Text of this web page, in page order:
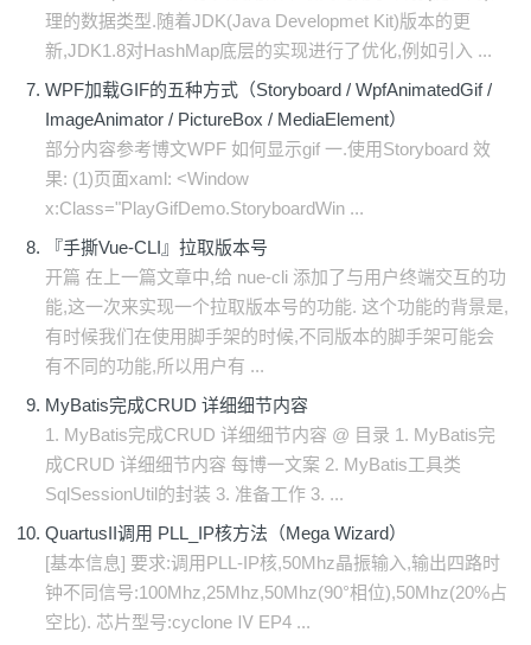
理的数据类型.随着JDK(Java Developmet Kit)版本的更
新,JDK1.8对HashMap底层的实现进行了优化,例如引入 ...
WPF加载GIF的五种方式（Storyboard / WpfAnimatedGif /
ImageAnimator / PictureBox / MediaElement）
部分内容参考博文WPF 如何显示gif 一.使用Storyboard 效
果: (1)页面xaml: <Window
x:Class="PlayGifDemo.StoryboardWin ...
『手撕Vue-CLI』拉取版本号
开篇 在上一篇文章中,给 nue-cli 添加了与用户终端交互的功
能,这一次来实现一个拉取版本号的功能. 这个功能的背景是,
有时候我们在使用脚手架的时候,不同版本的脚手架可能会
有不同的功能,所以用户有 ...
MyBatis完成CRUD 详细细节内容
1. MyBatis完成CRUD 详细细节内容 @ 目录 1. MyBatis完
成CRUD 详细细节内容 每博一文案 2. MyBatis工具类
SqlSessionUtil的封装 3. 准备工作 3. ...
QuartusII调用 PLL_IP核方法（Mega Wizard）
[基本信息] 要求:调用PLL-IP核,50Mhz晶振输入,输出四路时
钟不同信号:100Mhz,25Mhz,50Mhz(90°相位),50Mhz(20%占
空比). 芯片型号:cyclone Ⅳ EP4 ...